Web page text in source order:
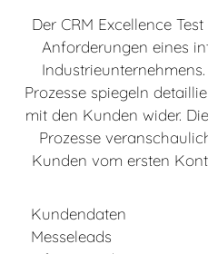
Der CRM Excellence
Anforderungen eines
Prozesse spiegeln
mit den Kunden wider.
Prozesse
Kunden vom ersten
Kundendaten
Messeleads